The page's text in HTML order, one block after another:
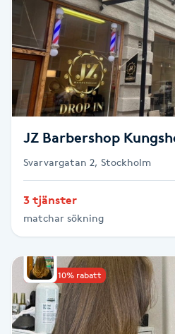
Frisör
Funktionsanalys
Färgning
Gel naglar
Gellack
Gellack med förstärkning
JZ Barbershop
Svarvargatan 2, Stockholm
3 tjänster
matchar sökning
Upp till 10% rabatt